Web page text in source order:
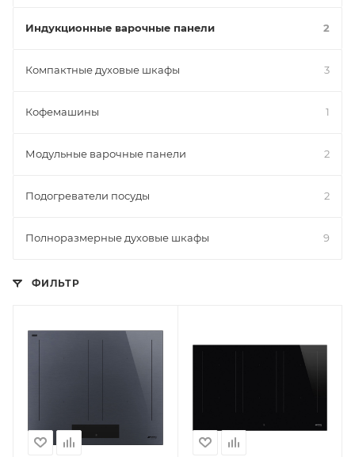
Индукционные варочные панели 2
Компактные духовые шкафы 3
Кофемашины 1
Модульные варочные панели 2
Подогреватели посуды 2
Полноразмерные духовые шкафы 9
ФИЛЬТР